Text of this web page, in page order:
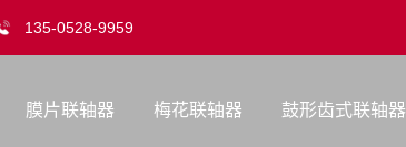
135-0528-9959
膜片联轴器 梅花联轴器 鼓形齿式联轴器